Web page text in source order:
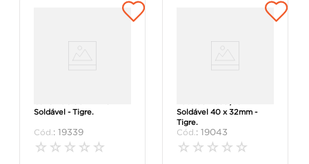
Soldável - Tigre.
: 19339
☆ ☆ ☆ ☆ ☆
Soldável 40 x 32mm -
Tigre.
: 19043
☆ ☆ ☆ ☆ ☆